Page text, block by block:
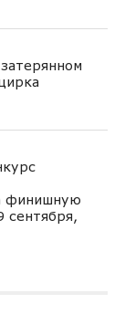
финишную
сентября,